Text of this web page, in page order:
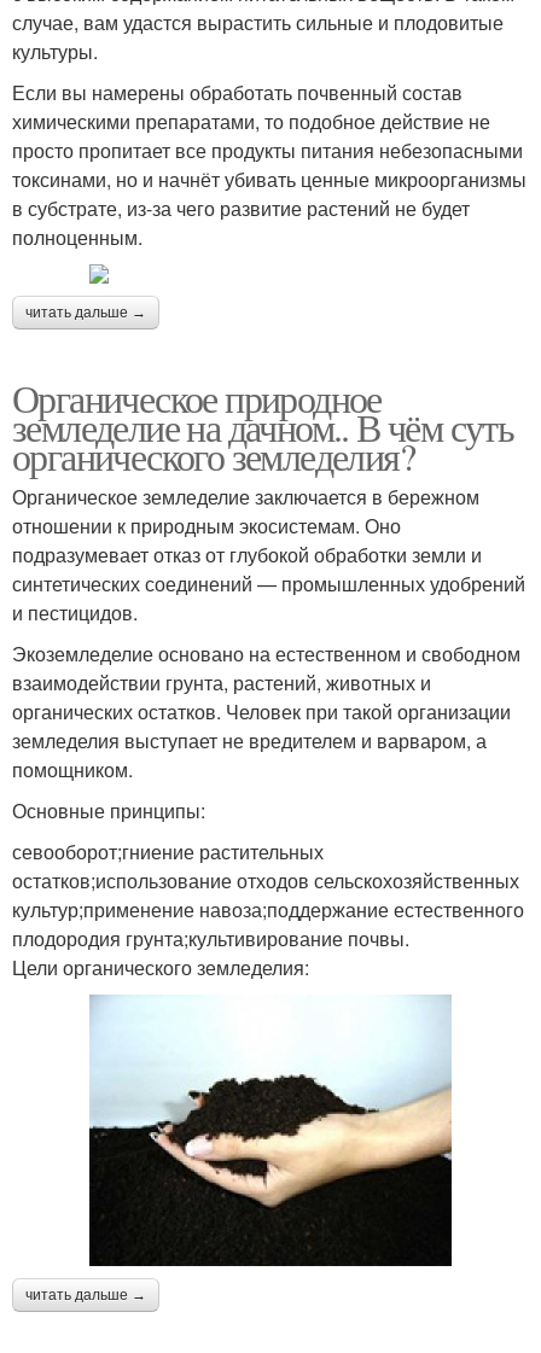
случае, вам удастся вырастить сильные и плодовитые
культуры.
Если вы намерены обработать почвенный состав
химическими препаратами, то подобное действие не
просто пропитает все продукты питания небезопасными
токсинами, но и начнёт убивать ценные микроорганизмы
в субстрате, из-за чего развитие растений не будет
полноценным.
читать дальше →
Органическое природное
земледелие на дачном.. В чём суть
органического земледелия?
Органическое земледелие заключается в бережном
отношении к природным экосистемам. Оно
подразумевает отказ от глубокой обработки земли и
синтетических соединений — промышленных удобрений
и пестицидов.
Экоземледелие основано на естественном и свободном
взаимодействии грунта, растений, животных и
органических остатков. Человек при такой организации
земледелия выступает не вредителем и варваром, а
помощником.
Основные принципы:
севооборот;гниение растительных
остатков;использование отходов сельскохозяйственных
культур;применение навоза;поддержание естественного
плодородия грунта;культивирование почвы.
Цели органического земледелия:
читать дальше →